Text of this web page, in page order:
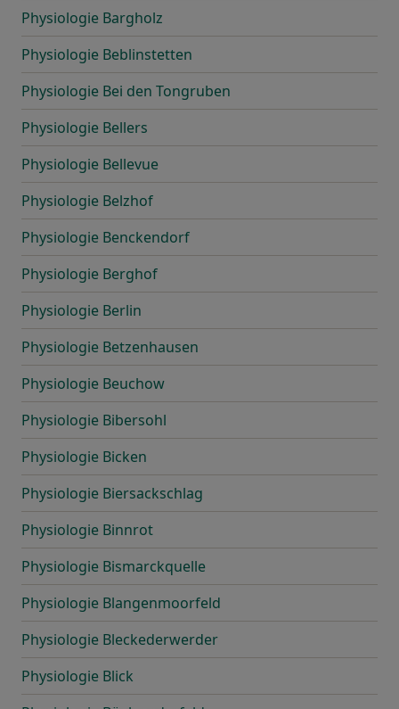
Physiologie Bargholz
Physiologie Beblinstetten
Physiologie Bei den Tongruben
Physiologie Bellers
Physiologie Bellevue
Physiologie Belzhof
Physiologie Benckendorf
Physiologie Berghof
Physiologie Berlin
Physiologie Betzenhausen
Physiologie Beuchow
Physiologie Bibersohl
Physiologie Bicken
Physiologie Biersackschlag
Physiologie Binnrot
Physiologie Bismarckquelle
Physiologie Blangenmoorfeld
Physiologie Bleckederwerder
Physiologie Blick